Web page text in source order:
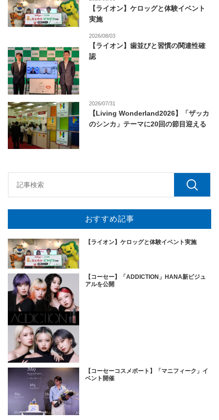
【ライオン】ケロッグと体験イベント
実施
2026/08/03
【ライオン】歯並びと習慣の関連性確
認
2026/07/31
【Living Wonderland2026】「ザッカ
のシンカ」テーマに20回の節目迎える
おすすめ記事
【ライオン】ケロッグと体験イベント実施
【コーセー】「ADDICTION」HANA新ビジュ
アルを公開
【コーセーコスメポート】「マニフィーク」イ
ベント開催